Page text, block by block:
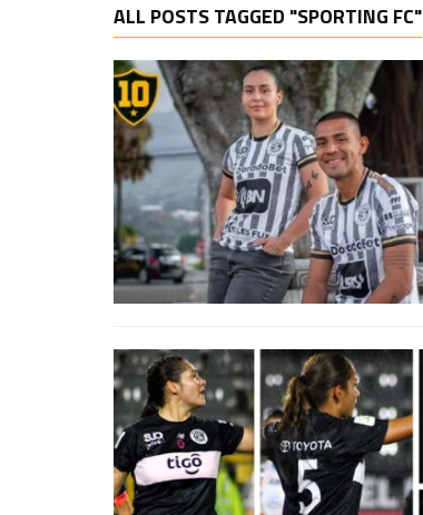
ALL POSTS TAGGED "SPORTING FC"